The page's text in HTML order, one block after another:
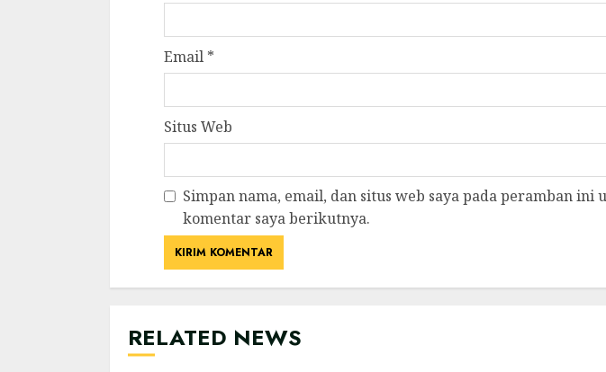
Email *
Situs Web
Simpan nama, email, dan situs web saya pada peramban ini
komentar saya berikutnya.
RELATED NEWS